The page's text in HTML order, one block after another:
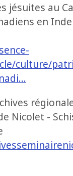
jésuites au
en
culture/
Nicolet -